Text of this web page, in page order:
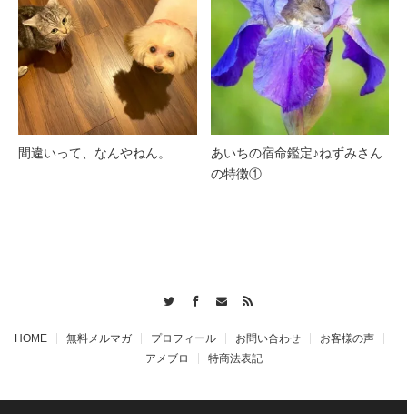
間違いって、なんやねん。
あいちの宿命鑑定♪ねずみさん
の特徴①
HOME 無料メルマガ プロフィール お問い合わせ
お客様の声
アメブロ
特商法表記